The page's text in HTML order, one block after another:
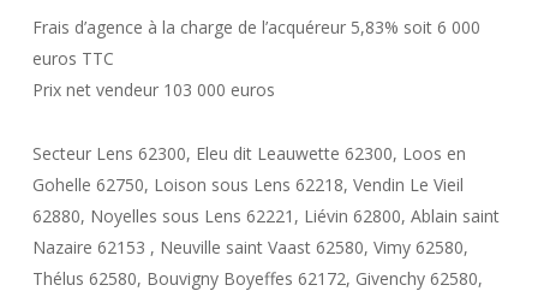
Frais d’agence à la charge de l’acquéreur 5,83% soit 6 000
euros TTC
Prix net vendeur 103 000 euros
Secteur Lens 62300, Eleu dit Leauwette 62300, Loos en
Gohelle 62750, Loison sous Lens 62218, Vendin Le Vieil
62880, Noyelles sous Lens 62221, Liévin 62800, Ablain saint
Nazaire 62153 , Neuville saint Vaast 62580, Vimy 62580,
Thélus 62580, Bouvigny Boyeffes 62172, Givenchy 62580,